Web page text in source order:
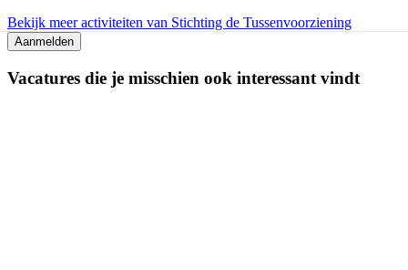
Bekijk meer activiteiten van Stichting de Tussenvoorziening
Aanmelden
Vacatures die je misschien ook interessant vindt